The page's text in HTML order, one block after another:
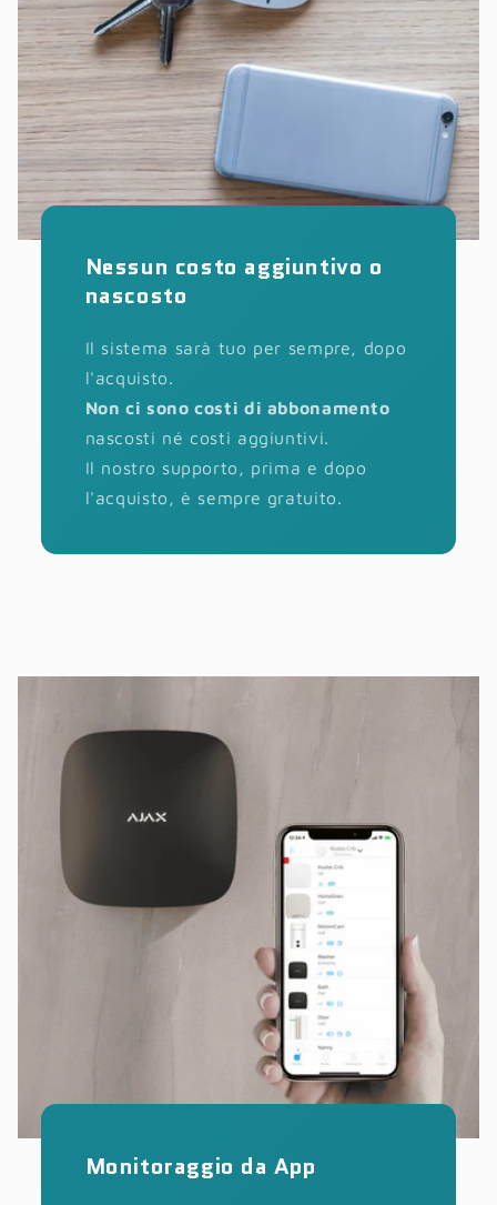
Nessun costo aggiuntivo o
nascosto
Il sistema sarà tuo per sempre, dopo
l'acquisto.
Non ci sono costi di abbonamento
nascosti né costi aggiuntivi.
Il nostro supporto, prima e dopo
l'acquisto, è sempre gratuito.
Monitoraggio da App